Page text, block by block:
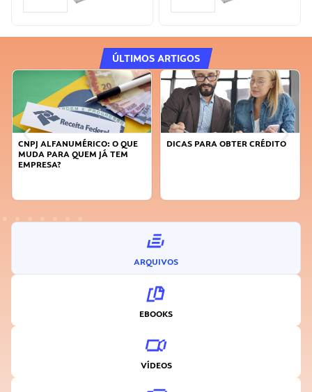
ÚLTIMOS ARTIGOS
DICAS PARA OBTER CRÉDITO
FAÇA A DIFERENÇA: SEJA
ARQUIVOS
EBOOKS
VÍDEOS